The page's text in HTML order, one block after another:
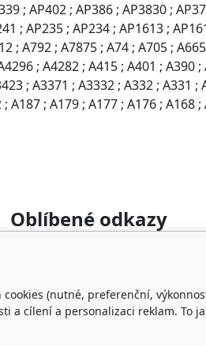
; AP402 ; AP386 ; AP3830 ;
; AP235 ; AP234 ; AP1613 ;
; A792 ; A7875 ; A74 ; A705 ;
; A4282 ; A415 ; A401 ; A390
; A3371 ; A3332 ; A332 ; A331 ;
; A179 ; A177 ; A176 ; A168
Oblíbené odkazy
FILTR-FILTRY.CZ
FILTER-FILTERS.EU
(nutné, preferenční,
cílení a personalizaci reklam. To